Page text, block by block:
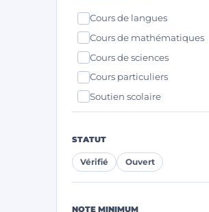
Cours de langues
Cours de mathématiques
Cours de sciences
Cours particuliers
Soutien scolaire
STATUT
Vérifié Ouvert
NOTE MINIMUM